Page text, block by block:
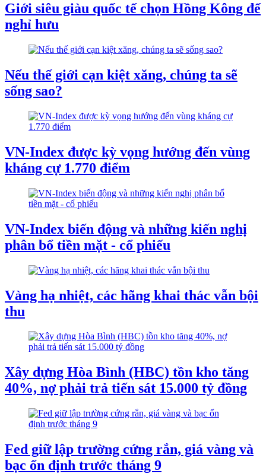
Giới siêu giàu quốc tế chọn Hồng Kông để
nghỉ hưu
Nếu thế giới cạn kiệt xăng, chúng ta sẽ
sống sao?
VN-Index được kỳ vọng hướng đến vùng
kháng cự 1.770 điểm
VN-Index biến động và những kiến nghị
phân bổ tiền mặt - cổ phiếu
Vàng hạ nhiệt, các hãng khai thác vẫn bội
thu
Xây dựng Hòa Bình (HBC) tồn kho tăng
40%, nợ phải trả tiến sát 15.000 tỷ đồng
Fed giữ lập trường cứng rắn, giá vàng và
bạc ổn định trước tháng 9